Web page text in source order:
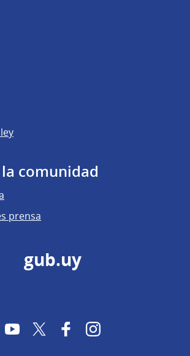
comunidad
prensa
gub.uy
YouTubeTwitter FacebookInstagram